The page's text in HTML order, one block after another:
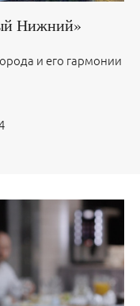
Нижний»
и его гармонии